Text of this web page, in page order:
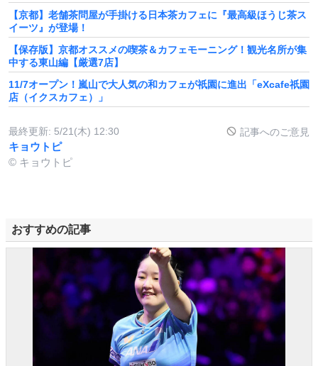
【京都】老舗茶問屋が手掛ける日本茶カフェに『最高級ほうじ茶ス
イーツ』が登場！
【保存版】京都オススメの喫茶＆カフェモーニング！観光名所が集
中する東山編【厳選7店】
11/7オープン！嵐山で大人気の和カフェが祇園に進出「eXcafe祇園
店（イクスカフェ）」
最終更新: 5/21(木) 12:30 記事へのご意見
キョウトピ
© キョウトピ
おすすめの記事